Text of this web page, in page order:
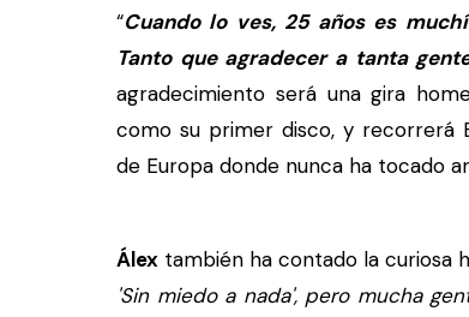
“Cuando lo ves, 25 años es
Tanto que agradecer a tanta
agradecimiento será una gira
como su primer disco, y recorrerá
de Europa donde nunca ha tocado
Álex también ha contado la curiosa
'Sin miedo a nada', pero mucha